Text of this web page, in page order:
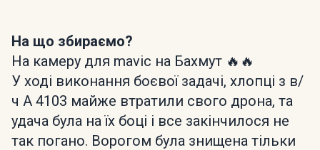
На що збираємо?
На камеру для mavic на Бахмут 🔥🔥
У ході виконання боєвої задачі, хлопці з в/
ч А 4103 майже втратили свого дрона, та
удача була на їх боці і все закінчилося не
так погано. Ворогом була знищена тільки